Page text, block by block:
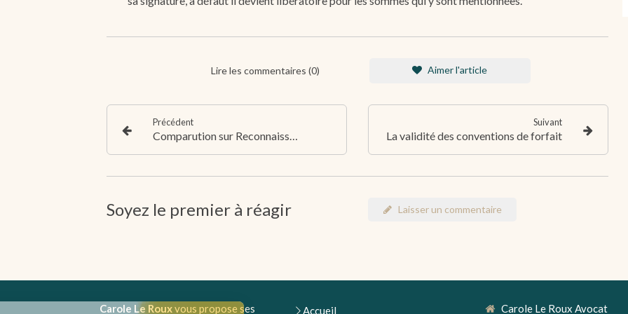
Lire les commentaires (0) Aimer l'article
Précédent Suivant
La validité des conventions de forfait
Soyez le premier à réagir Laisser un commentaire
Carole Le Rouxvous propose ses Accueil Carole Le Roux Avocat